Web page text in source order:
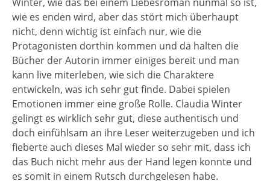
wie es enden wird, aber das stört mich überhaupt
nicht, denn wichtig ist einfach nur, wie die
Protagonisten dorthin kommen und da halten die
Bücher der Autorin immer einiges bereit und man
kann live miterleben, wie sich die Charaktere
entwickeln, was ich sehr gut finde. Dabei spielen
Emotionen immer eine große Rolle. Claudia Winter
gelingt es wirklich sehr gut, diese authentisch und
doch einfühlsam an ihre Leser weiterzugeben und ich
fieberte auch dieses Mal wieder so sehr mit, dass ich
das Buch nicht mehr aus der Hand legen konnte und
es somit in einem Rutsch durchgelesen habe.